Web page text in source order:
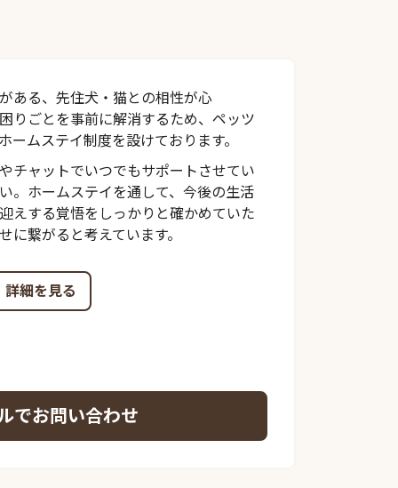
ある、先住犬・猫との相性が心
りごとを事前に解消するため、ペッツ
ムステイ制度を設けております。
チャットでいつでもサポートさせてい
。ホームステイを通して、今後の生活
えする覚悟をしっかりと確かめていた
繋がると考えています。
詳細を見る
でお問い合わせ